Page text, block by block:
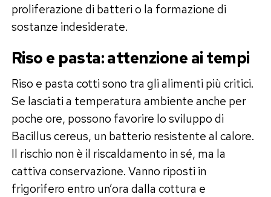
proliferazione di batteri o la formazione di
sostanze indesiderate.
Riso e pasta: attenzione ai tempi
Riso e pasta cotti sono tra gli alimenti più critici.
Se lasciati a temperatura ambiente anche per
poche ore, possono favorire lo sviluppo di
Bacillus cereus, un batterio resistente al calore.
Il rischio non è il riscaldamento in sé, ma la
cattiva conservazione. Vanno riposti in
frigorifero entro un’ora dalla cottura e